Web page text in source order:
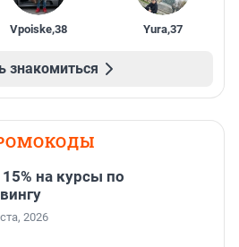
Vpoiske,38 Yura,37
знакомиться
на курсы по
2026